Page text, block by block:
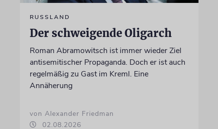
RUSSLAND
Der schweigende Oligarch
Roman Abramowitsch ist immer wieder Ziel
antisemitischer Propaganda. Doch er ist auch
regelmäßig zu Gast im Kreml. Eine
Annäherung
von Alexander Friedman
02.08.2026